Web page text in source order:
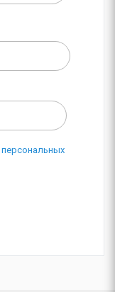
персональных